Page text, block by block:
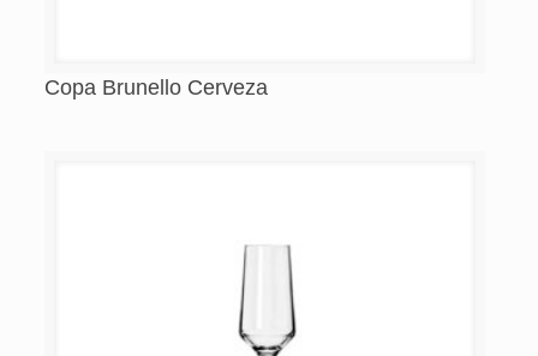
Copa Brunello Cerveza